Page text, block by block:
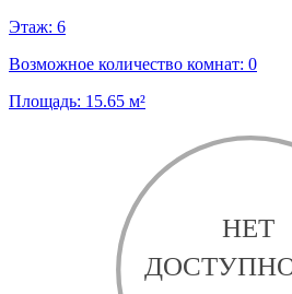
Этаж: 6
Возможное количество комнат: 0
Площадь: 15.65 м²